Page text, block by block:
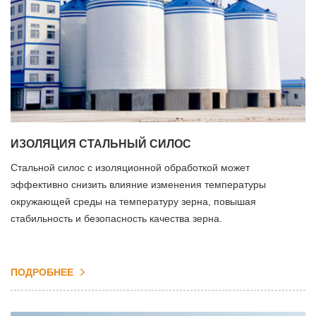
ИЗОЛЯЦИЯ СТАЛЬНЫЙ СИЛОС
Стальной силос с изоляционной обработкой может
эффективно снизить влияние изменения температуры
окружающей среды на температуру зерна, повышая
стабильность и безопасность качества зерна.
ПОДРОБНЕЕ